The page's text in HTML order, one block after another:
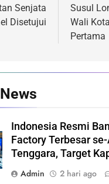
Senjata
Disetujui
Susul
Wali
Pertama
Indonesia Resmi
Factory Terbesar
Tenggara, Target
Admin
2 hari ago